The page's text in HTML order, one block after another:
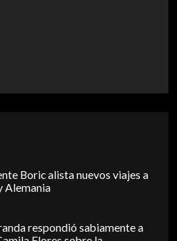
Boric alista nuevos viajes a
Alemania
respondió sabiamente a